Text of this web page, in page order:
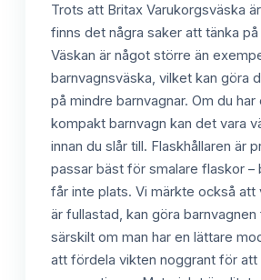
Trots att Britax Varukorgsväska
finns det några saker att tänka på
Väskan är något större än
barnvagnsväska, vilket kan göra
på mindre barnvagnar. Om du
kompakt barnvagn kan det vara
innan du slår till. Flaskhållaren är
passar bäst för smalare flaskor –
får inte plats. Vi märkte också att
är fullastad, kan göra barnvagnen
särskilt om man har en lättare
att fördela vikten noggrant för att